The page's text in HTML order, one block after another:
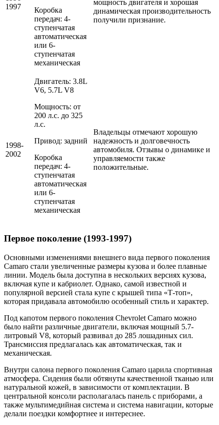
1997
Коробка
передач: 4-
ступенчатая
автоматическая
или 6-
ступенчатая
механическая
мощность двигателя и хорошая
динамическая производительность
получили признание.
1998-
2002
Двигатель: 3.8L
V6, 5.7L V8
Мощность: от
200 л.с. до 325
л.с.
Привод: задний
Коробка
передач: 4-
ступенчатая
автоматическая
или 6-
ступенчатая
механическая
Владельцы отмечают хорошую
надежность и долговечность
автомобиля. Отзывы о динамике и
управляемости также
положительные.
Первое поколение (1993-1997)
Основными изменениями внешнего вида первого поколения
Camaro стали увеличенные размеры кузова и более плавные
линии. Модель была доступна в нескольких версиях кузова,
включая купе и кабриолет. Однако, самой известной и
популярной версией стала купе с крышей типа «Т-топ»,
которая придавала автомобилю особенный стиль и характер.
Под капотом первого поколения Chevrolet Camaro можно
было найти различные двигатели, включая мощный 5.7-
литровый V8, который развивал до 285 лошадиных сил.
Трансмиссия предлагалась как автоматическая, так и
механическая.
Внутри салона первого поколения Camaro царила спортивная
атмосфера. Сидения были обтянуты качественной тканью или
натуральной кожей, в зависимости от комплектации. В
центральной консоли располагалась панель с приборами, а
также мультимедийная система и система навигации, которые
делали поездки комфортнее и интереснее.